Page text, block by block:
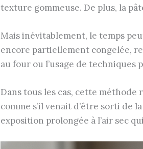
texture gommeuse. De plus, la
Mais inévitablement, le temps
encore partiellement congelée,
au four ou l’usage de techniques
Dans tous les cas, cette
comme s’il venait d’être sorti
exposition prolongée à l’air sec